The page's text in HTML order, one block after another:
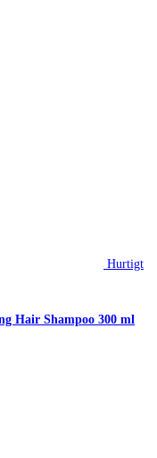
Hurtigt
Hair Shampoo 300 ml